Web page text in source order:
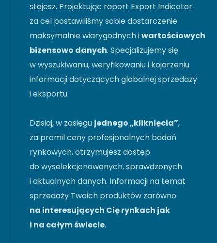
stajesz. Projektując raport Export Indicator
za cel postawiliśmy sobie dostarczenie
maksymalnie wiarygodnych iwartościowych
bizensowo danych. Specjalizujemy się
w wyszukiwaniu, weryfikowaniu i kojarzeniu
informacji dotyczących globalnej sprzedaży
i eksportu.
Dzisiaj, w zasięgu jednego „kliknięcia”,
za promil ceny profesjonalnych badań
rynkowych, otrzymujesz dostęp
do wyselekcjonowanych, sprawdzonych
i aktualnych danych. Informacji na temat
sprzedaży Twoich produktów zarówno
na interesujących Cię rynkach jak
i na całym świecie.